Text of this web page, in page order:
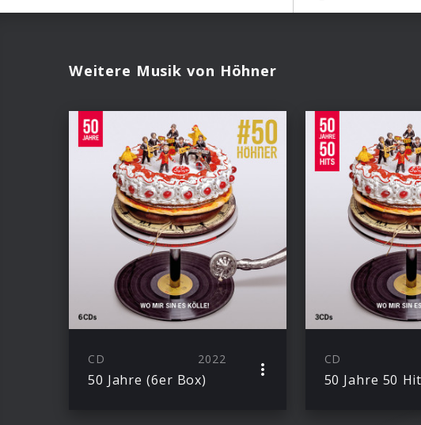
Weitere Musik von Höhner
CD 2022
50 Jahre (6er Box)
CD